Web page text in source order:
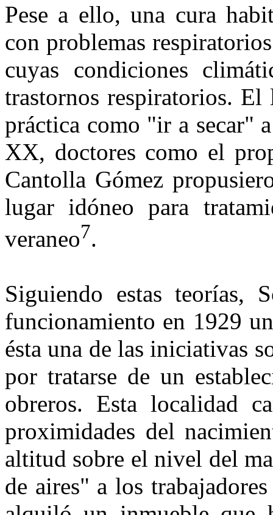
Pese a ello, una cura
con problemas
cuyas condiciones
trastornos respiratorios. El
práctica como "ir a secar"
XX, doctores como el
Cantolla Gómez
lugar idóneo para
veraneo7.
Siguiendo estas teorías,
funcionamiento en 1929
ésta una de las iniciativas
por tratarse de un
obre­ros. Esta localidad
proximidades del
altitud sobre el nivel del
de aires" a los